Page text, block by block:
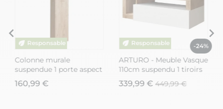
Colonne murale
suspendue 1 porte aspect
bois finition Cadiz -
ARTURO
160,99 €
-24%
ARTURO - Meuble Vasque
110cm suspendu 1 tiroirs
blanc laqué et aspect
bois finition Cadiz
339,99 € 449,99 €